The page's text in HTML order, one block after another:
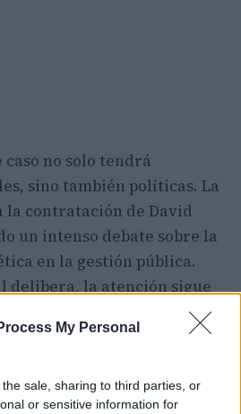
My Personal
sale, sharing to third parties, or
or sensitive information for
no solo tendrá
sino también políticas. La
la contratación de David
un intenso debate sobre la
en la gestión pública.
delibera, la atención sigue
que podrían marcar el